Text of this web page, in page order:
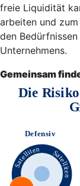
freie Liquidität
arbeiten und
den
Unternehmens.
Gemeinsam